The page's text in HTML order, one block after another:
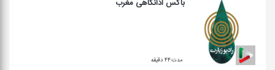
باکس اذانگاهی مغرب
مدت:۴۴ دقیقه